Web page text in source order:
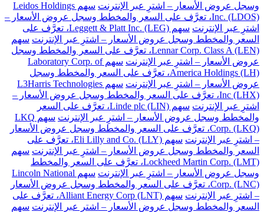
وسجل عروض الأسعار – اشترِ عبر الإنترنت
سهم Leidos Holdings
Inc. (LDOS)، تعرَّف على السعر والمخطط وسجل عروض الأسعار –
اشترِ عبر الإنترنت
سهم Leggett & Platt Inc. (LEG)، تعرَّف على
السعر والمخطط وسجل عروض الأسعار – اشترِ عبر الإنترنت سهم
Lennar Corp. Class A (LEN)، تعرَّف على السعر والمخطط وسجل
عروض الأسعار – اشترِ عبر الإنترنت
سهم Laboratory Corp. of
America Holdings (LH)، تعرَّف على السعر والمخطط وسجل
عروض الأسعار – اشترِ عبر الإنترنت
سهم L3Harris Technologies
Inc (LHX)، تعرَّف على السعر والمخطط وسجل عروض الأسعار –
اشترِ عبر الإنترنت
سهم Linde plc (LIN)، تعرَّف على السعر
والمخطط وسجل عروض الأسعار – اشترِ عبر الإنترنت
سهم LKQ
Corp. (LKQ)، تعرَّف على السعر والمخطط وسجل عروض الأسعار
– اشترِ عبر الإنترنت
سهم Eli Lilly and Co. (LLY)، تعرَّف على
السعر والمخطط وسجل عروض الأسعار – اشترِ عبر الإنترنت سهم
Lockheed Martin Corp. (LMT)، تعرَّف على السعر والمخطط
وسجل عروض الأسعار – اشترِ عبر الإنترنت
سهم Lincoln National
Corp. (LNC)، تعرَّف على السعر والمخطط وسجل عروض الأسعار
– اشترِ عبر الإنترنت
سهم Alliant Energy Corp (LNT)، تعرَّف على
السعر والمخطط وسجل عروض الأسعار – اشترِ عبر الإنترنت سهم